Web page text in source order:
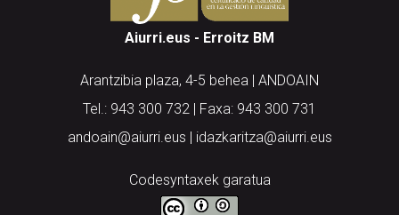
Aiurri.eus - Erroitz BM
Arantzibia plaza, 4-5 behea | ANDOAIN
Tel.: 943 300 732 | Faxa: 943 300 731
andoain@aiurri.eus | idazkaritza@aiurri.eus
Codesyntaxek garatua